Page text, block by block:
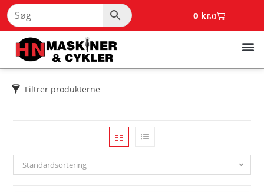
0 kr.0
Filtrer produkterne
Standardsortering